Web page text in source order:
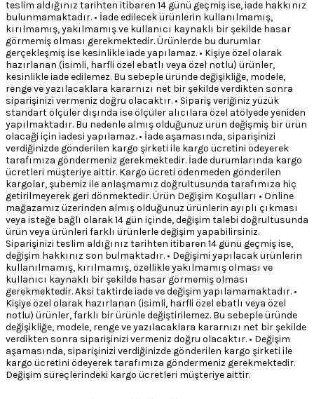
teslim aldığınız tarihten itibaren 14 günü geçmiş ise, iade hakkınız
bulunmamaktadır. • İade edilecek ürünlerin kullanılmamış,
kırılmamış, yakılmamış ve kullanıcı kaynaklı bir şekilde hasar
görmemiş olması gerekmektedir. Ürünlerde bu durumlar
gerçekleşmiş ise kesinlikle iade yapılamaz. • Kişiye özel olarak
hazırlanan (isimli, harfli özel ebatlı veya özel notlu) ürünler,
kesinlikle iade edilemez. Bu sebeple üründe değişikliğe, modele,
renge ve yazılacaklara kararnızı net bir şekilde verdikten sonra
siparişinizi vermeniz doğru olacaktır. • Sipariş veriğiniz yüzük
standart ölçüler dışında ise ölçüler alıcılara özel atölyede yeniden
yapılmaktadır. Bu nedenle almış olduğunuz ürün değişmiş bir ürün
olacaği için iadesi yapılamaz. • İade aşamasında, siparişinizi
verdiğinizde gönderilen kargo şirketi ile kargo ücretini ödeyerek
tarafımıza göndermeniz gerekmektedir. İade durumlarında kargo
ücretleri müşteriye aittir. Kargo ücreti ödenmeden gönderilen
kargolar, şubemiz ile anlaşmamız doğrultusunda tarafımıza hiç
getirilmeyerek geri dönmektedir. Ürün Değişim Koşulları • Online
mağazamız üzerinden almış olduğunuz ürünlerin ayıplı çıkması
veya isteğe bağlı olarak 14 gün içinde, değişim talebi doğrultusunda
ürün veya ürünleri farklı ürünlerle değişim yapabilirsiniz.
Siparişinizi teslim aldığınız tarihten itibaren 14 günü geçmiş ise,
değişim hakkınız son bulmaktadır. • Değişimi yapılacak ürünlerin
kullanılmamış, kırılmamış, özellikle yakılmamış olması ve
kullanıcı kaynaklı bir şekilde hasar görmemiş olması
gerekmektedir. Aksi taktirde iade ve değişim yapılamamaktadır. •
Kişiye özel olarak hazırlanan (isimli, harfli özel ebatlı veya özel
notlu) ürünler, farklı bir ürünle değiştirilemez. Bu sebeple üründe
değişikliğe, modele, renge ve yazılacaklara kararnızı net bir şekilde
verdikten sonra siparişinizi vermeniz doğru olacaktır. • Değişim
aşamasında, siparişinizi verdiğinizde gönderilen kargo şirketi ile
kargo ücretini ödeyerek tarafımıza göndermeniz gerekmektedir.
Değişim süreçlerindeki kargo ücretleri müşteriye aittir.